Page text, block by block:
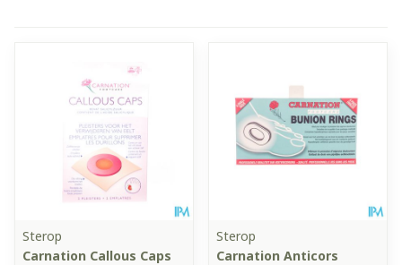
Sterop
Carnation Callous Caps
Sterop
Carnation Anticors